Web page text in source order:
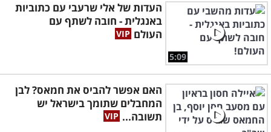
5:09
העדות של אלי שרעבי עם כתוביות
באנגלית - חובה לשתף עם
העולם
האם אפשר להביס את חמאס? לבן
המחבלים שתומך בישראל יש
תשובה...